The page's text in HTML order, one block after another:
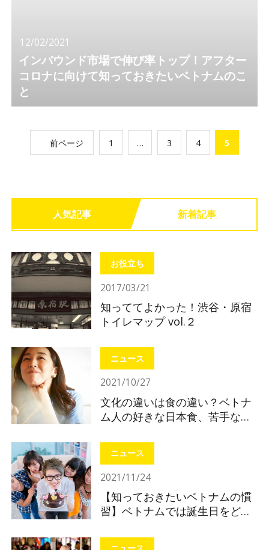
12/02/2021
インバウンド市場で伸び率トップ！アフター
コロナに向けて知っておきたいベトナムのこ
と
前ページ 1 … 3 4 5
人気記事 新着記事
お役立ち
2017/03/21
知っててよかった！渋谷・原宿
トイレマップ vol.２
ニュース
2021/10/27
文化の違いは食の違い？ベトナ
ム人の好きな日本食、苦手な日
ニュース
2021/11/24
【知っておきたいベトナムの慣
習】ベトナムでは誕生日をどう